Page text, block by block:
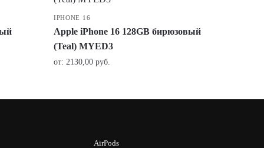
IPHONE 16
Apple iPhone 16 128GB бирюзовый
(Teal) MYED3
от: 2130,00 руб.
AirPods